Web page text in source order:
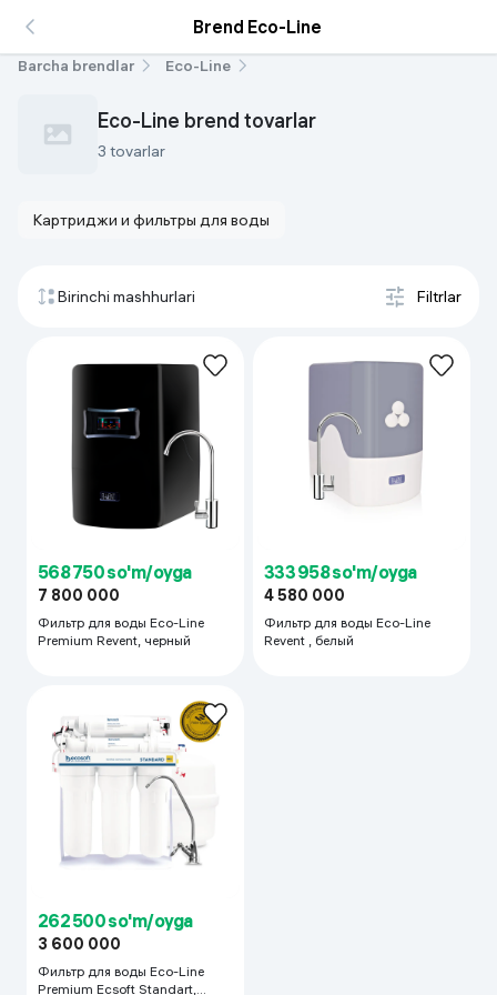
Brend Eco-Line
Barcha brendlar Eco-Line
Eco-Line brend tovarlar
3 tovarlar
Картриджи и фильтры для воды
Birinchi mashhurlari Filtrlar
568 750 so'm/oyga
7 800 000
Фильтр для воды Eco-Line
Premium Revent, черный
333 958 so'm/oyga
4 580 000
Фильтр для воды Eco-Line
Revent , белый
262 500 so'm/oyga
3 600 000
Фильтр для воды Eco-Line
Premium Ecsoft Standart,